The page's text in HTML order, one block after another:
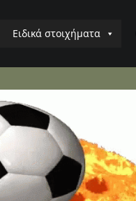
Ειδικά στοιχήματα